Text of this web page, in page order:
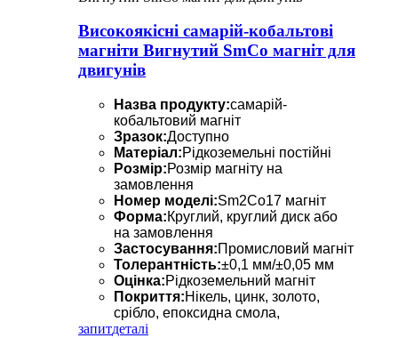
Високоякісні самарій-кобальтові
магніти Вигнутий SmCo магніт для
двигунів
Назва продукту:самарій-
кобальтовий магніт
Зразок:Доступно
Матеріал:Рідкоземельні постійні
Розмір:Розмір магніту на
замовлення
Номер моделі:Sm2Co17 магніт
Форма:Круглий, круглий диск або
на замовлення
Застосування:Промисловий магніт
Толерантність:±0,1 мм/±0,05 мм
Оцінка:Рідкоземельний магніт
Покриття:Нікель, цинк, золото,
срібло, епоксидна смола,
запитдеталі